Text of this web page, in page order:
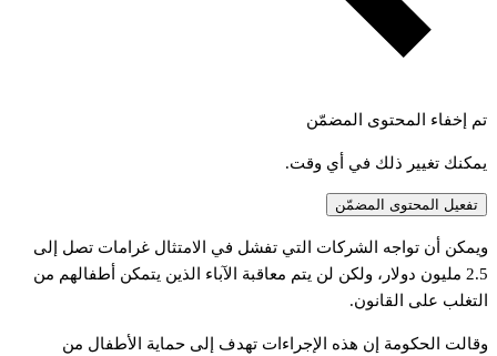
تم إخفاء المحتوى المضمّن
يمكنك تغيير ذلك في أي وقت.
تفعيل المحتوى المضمّن
ويمكن أن تواجه الشركات التي تفشل في الامتثال غرامات تصل إلى
2.5 مليون دولار، ولكن لن يتم معاقبة الآباء الذين يتمكن أطفالهم من
التغلب على القانون.
وقالت الحكومة إن هذه الإجراءات تهدف إلى حماية الأطفال من